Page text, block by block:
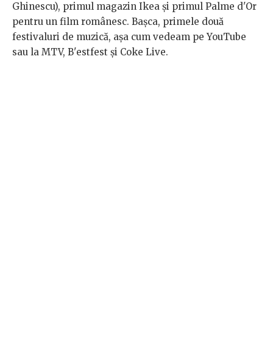
Ghinescu), primul magazin Ikea și primul Palme d'Or
pentru un film românesc. Bașca, primele două
festivaluri de muzică, așa cum vedeam pe YouTube
sau la MTV, B'estfest și Coke Live.